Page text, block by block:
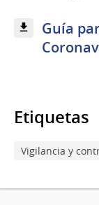
Guía
Etiquetas
Vigilancia y